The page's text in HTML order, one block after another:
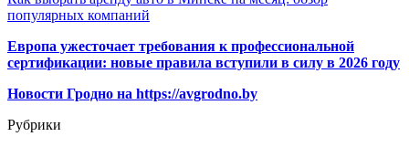
популярных компаний
Европа ужесточает требования к профессиональной
сертификации: новые правила вступили в силу в 2026 году
Новости Гродно на https://avgrodno.by
Рубрики